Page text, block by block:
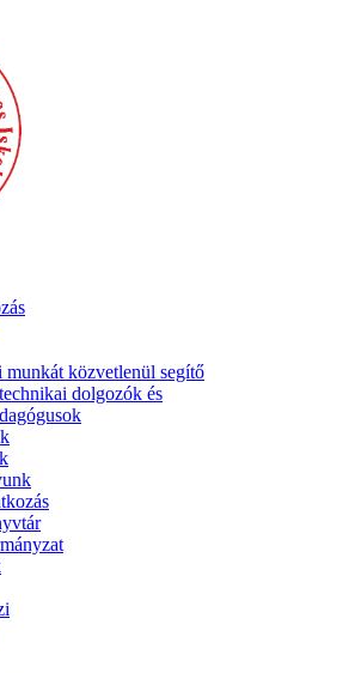
munkát közvetlenül segítő
dolgozók és